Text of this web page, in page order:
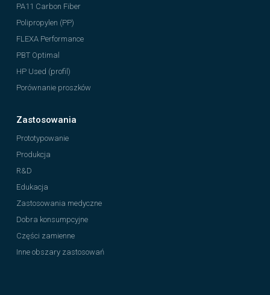
PA11 Carbon Fiber
Polipropylen (PP)
FLEXA Performance
PBT Optimal
HP Used (profil)
Porównanie proszków
Zastosowania
Prototypowanie
Produkcja
R&D
Edukacja
Zastosowania medyczne
Dobra konsumpcyjne
Części zamienne
Inne obszary zastosowań